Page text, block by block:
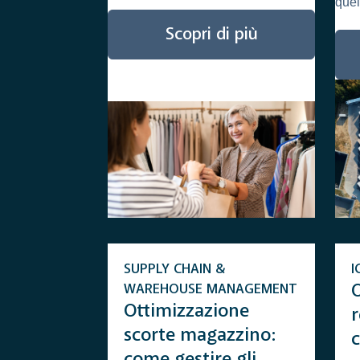
Scopri di più
Ottimizzazione
scorte magazzino:
SUPPLY CHAIN &
WAREHOUSE MANAGEMENT